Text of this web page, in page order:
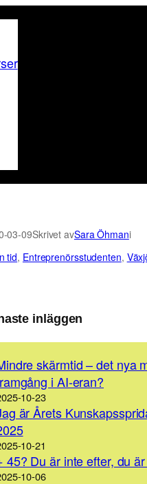
03-09Skrivet avSara Öhmani
tid, Entreprenörsstudenten,
inläggen
skärmtid – det nya
i AI-eran?
10-23
är Årets
10-21
45? Du är inte efter, du
10-06